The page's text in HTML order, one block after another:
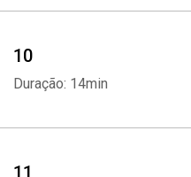
10
Duração: 14min
11